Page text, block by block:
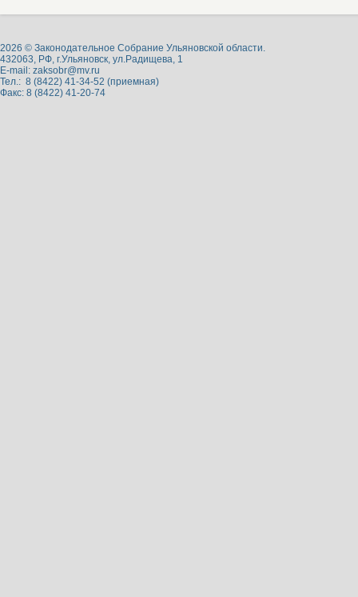
2026 © Законодательное Собрание Ульяновской области.
432063, РФ, г.Ульяновск, ул.Радищева, 1
E-mail: zaksobr@mv.ru
Тел.: 8 (8422) 41-34-52 (приемная)
Факс: 8 (8422) 41-20-74